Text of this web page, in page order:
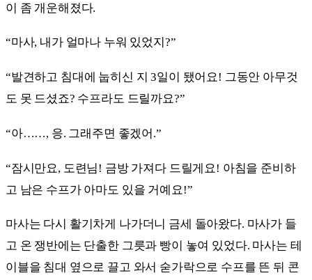
이 좀 개운해졌다.
“마사, 내가 얼마나 누워 있었지?”
“발견하고 침대에 눕히신 지 3일이 됐어요! 그동안 아무것
도 못 드셨죠? 수프라도 드릴까요?”
“아……, 응. 그래주면 좋겠어.”
“잠시만요, 도련님! 금방 가져다 드릴게요! 아침을 준비하
고 남은 수프가 아마도 있을 거예요!”
마사는 다시 활기차게 나가더니 금세 돌아왔다. 마사가 들
고 온 쟁반에는 단출한 그릇과 빵이 놓여 있었다. 마사는 테
이블을 침대 옆으로 끌고 와서 숟가락으로 수프를 뜬 뒤 콘